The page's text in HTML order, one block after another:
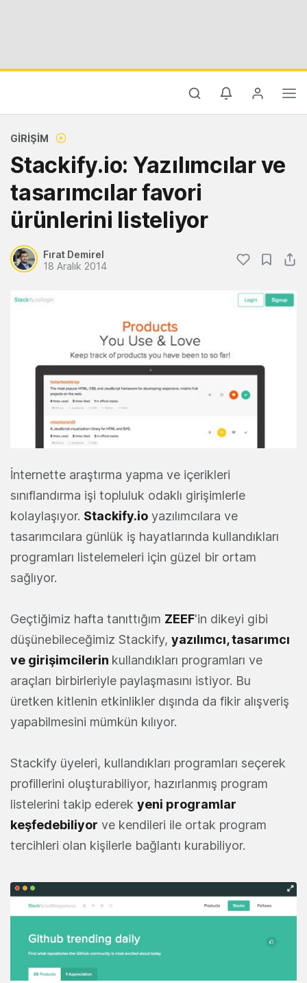
GIRIŞIM
Stackify.io: Yazılımcılar ve
tasarımcılar favori
ürünlerini listeliyor
Fırat Demirel
18 Aralık 2014
İnternette araştırma yapma ve içerikleri
sınıflandırma işi topluluk odaklı girişimlerle
kolaylaşıyor. Stackify.io yazılımcılara ve
tasarımcılara günlük iş hayatlarında kullandıkları
programları listelemeleri için güzel bir ortam
sağlıyor.
Geçtiğimiz hafta tanıttığım ZEEF'in dikeyi gibi
düşünebileceğimiz Stackify, yazılımcı, tasarımcı
ve girişimcilerin kullandıkları programları ve
araçları birbirleriyle paylaşmasını istiyor. Bu
üretken kitlenin etkinlikler dışında da fikir alışveriş
yapabilmesini mümkün kılıyor.
Stackify üyeleri, kullandıkları programları seçerek
profillerini oluşturabiliyor, hazırlanmış program
listelerini takip ederek yeni programlar
keşfedebiliyor ve kendileri ile ortak program
tercihleri olan kişilerle bağlantı kurabiliyor.